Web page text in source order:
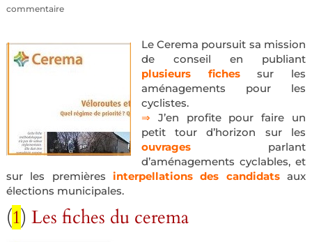
commentaire
Le Cerema poursuit sa mission
de conseil en publiant
plusieurs fichessur les
aménagements pour les
cyclistes.
⇒ J’en profite pour faire un
petit tour d’horizon sur les
ouvragesparlant
d’aménagements cyclables, et
sur les premières interpellations des candidatsaux
élections municipales.
(1) Les fiches du cerema